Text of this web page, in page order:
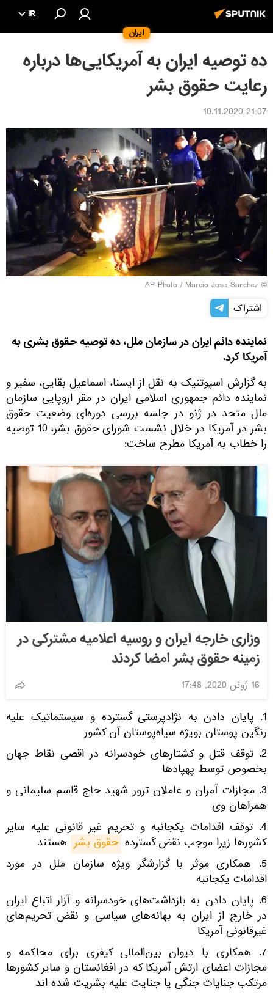
ایران
IR
ده توصیه‌ ایران به آمریکایی‌ها درباره
رعایت حقوق بشر
21:07 10.11.2020
© AP Photo / Marcio Jose Sanchez
اشتراک
نماینده دائم ایران در سازمان ملل، ده توصیه حقوق بشری به
آمریکا کرد.
به گزارش اسپوتنیک به نقل از ایسنا، اسماعیل بقایی، سفیر و
نماینده دائم جمهوری اسلامی ایران در مقر اروپایی سازمان
ملل متحد در ژنو در جلسه بررسی دوره‌ای وضعیت حقوق
بشر در آمریکا در خلال نشست شورای حقوق بشر، 10 توصیه
را خطاب به آمریکا مطرح ساخت:
وزاری خارجه ایران و روسیه اعلامیه مشترکی در
زمینه حقوق بشر امضا کردند
16 ژوئن 2020, 17:48
1. پایان دادن به نژادپرستی گسترده و سیستماتیک علیه
رنگین پوستان بویژه سیاه‌پوستان آن کشور
2. توقف قتل و کشتارهای خودسرانه در اقصی نقاط جهان
بخصوص توسط پهپادها
3. مجازات آمران و عاملان ترور شهید حاج قاسم سلیمانی و
همراهان وی
4. توقف اقدامات یکجانبه و تحریم غیر قانونی علیه سایر
کشورها زیرا موجب نقض گسترده حقوق بشر هستند
5. همکاری موثر با گزارشگر ویژه سازمان ملل در مورد
اقدامات یکجانبه
6. پایان دادن به بازداشت‌های خودسرانه و آزار اتباع ایران
در خارج از ایران به بهانه‌های سیاسی و نقض تحریم‌های
غیرقانونی آمریکا
7. همکاری با دیوان بین‌المللی کیفری برای محاکمه و
مجازات اعضای ارتش آمریکا که در افغانستان و سایر کشورها
مرتکب جنایات جنگی یا جنایت علیه بشریت شده اند